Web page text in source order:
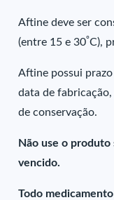
Aftine deve ser
(entre 15 e 30ºC),
Aftine possui
data de
de conservação.
Não use o
vencido.
Todo